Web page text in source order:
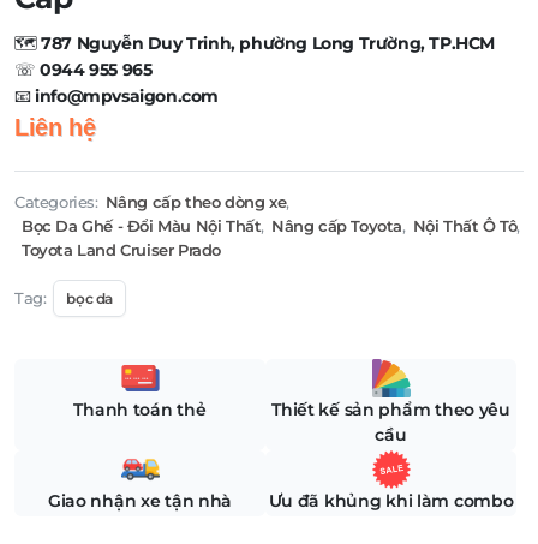
🗺️787 Nguyễn Duy Trinh, phường Long Trường, TP.HCM
☏0944 955 965
📧info@mpvsaigon.com
Liên hệ
Categories: Nâng cấp theo dòng xe,
Bọc Da Ghế - Đổi Màu Nội Thất, Nâng cấp Toyota, Nội Thất Ô Tô,
Toyota Land Cruiser Prado
Tag: bọc da
Thanh toán thẻ
Thiết kế sản phẩm theo yêu
cầu
Giao nhận xe tận nhà Ưu đã khủng khi làm combo